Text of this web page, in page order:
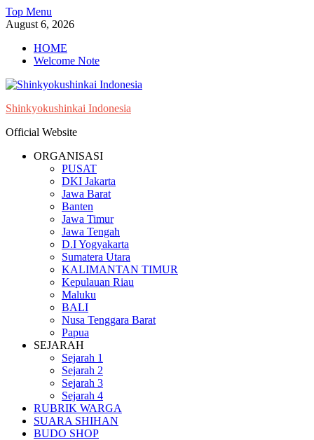
Skip
to
Top Menu
August 6, 2026
HOME
Welcome Note
Shinkyokushinkai Indonesia
Official Website
ORGANISASI
PUSAT
DKI Jakarta
Jawa Barat
Banten
Jawa Timur
Jawa Tengah
D.I Yogyakarta
Sumatera Utara
KALIMANTAN TIMUR
Kepulauan Riau
Maluku
BALI
Nusa Tenggara Barat
Papua
SEJARAH
Sejarah 1
Sejarah 2
Sejarah 3
Sejarah 4
RUBRIK WARGA
SUARA SHIHAN
BUDO SHOP